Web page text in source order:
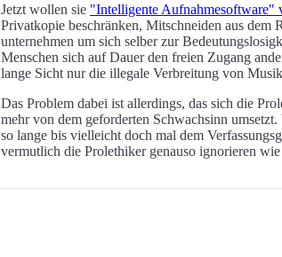
Jetzt wollen sie "Intelligente Aufnahmesoftware"
Privatkopie beschränken, Mitschneiden aus dem
unternehmen um sich selber zur
Menschen sich auf Dauer den freien Zugang
lange Sicht nur die illegale Verbreitung von
Das Problem dabei ist allerdings, das sich die
mehr von dem geforderten Schwachsinn
so lange bis vielleicht doch mal dem
vermutlich die Prolethiker genauso ignorieren